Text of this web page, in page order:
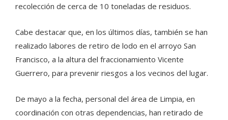
recolección de cerca de 10 toneladas de residuos.
Cabe destacar que, en los últimos días, también se han
realizado labores de retiro de lodo en el arroyo San
Francisco, a la altura del fraccionamiento Vicente
Guerrero, para prevenir riesgos a los vecinos del lugar.
De mayo a la fecha, personal del área de Limpia, en
coordinación con otras dependencias, han retirado de